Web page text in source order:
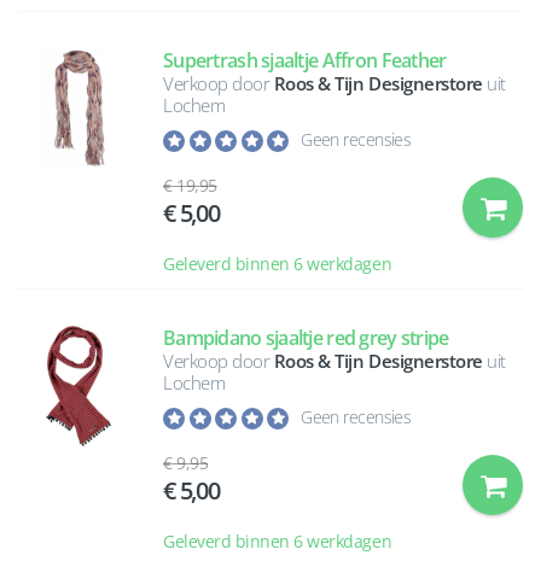
Supertrash sjaaltje Affron Feather
Verkoop door Roos & Tijn Designerstore uit
Lochem
Geen recensies
19,95
5,00
Geleverd binnen 6 werkdagen
Bampidano sjaaltje red grey stripe
Verkoop door Roos & Tijn Designerstore uit
Lochem
Geen recensies
9,95
5,00
Geleverd binnen 6 werkdagen